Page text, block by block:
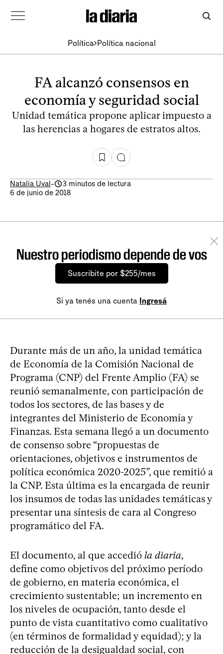
Política Política nacional
FA alcanzó consensos en
economía y seguridad social
Unidad temática propone aplicar impuesto a
las herencias a hogares de estratos altos.
Natalia Uval-
3 minutos de lectura
6 de junio de 2018
Nuestro periodismo depende de vos
Suscribite por $255/mes
Si ya tenés una cuenta Ingresá
Durante más de un año, la unidad temática
de Economía de la Comisión Nacional de
Programa (CNP) del Frente Amplio (FA) se
reunió semanalmente, con participación de
todos los sectores, de las bases y de
integrantes del Ministerio de Economía y
Finanzas. Esta semana llegó a un documento
de consenso sobre “propuestas de
orientaciones, objetivos e instrumentos de
política económica 2020-2025”, que remitió a
la CNP. Esta última es la encargada de reunir
los insumos de todas las unidades temáticas y
presentar una síntesis de cara al Congreso
programático del FA.
El documento, al que accedió la diaria,
define como objetivos del próximo período
de gobierno, en materia económica, el
crecimiento sustentable; un incremento en
los niveles de ocupación, tanto desde el
punto de vista cuantitativo como cualitativo
(en términos de formalidad y equidad); y la
reducción de la desigualdad social, con